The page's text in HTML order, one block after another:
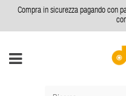
Compra in sicurezza pagando con